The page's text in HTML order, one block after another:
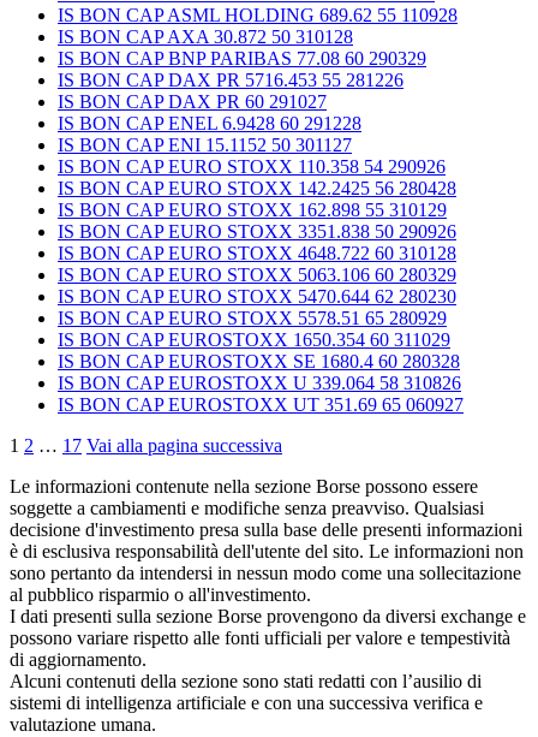
IS BON CAP ASML HOLDING 689.62 55 110928
IS BON CAP AXA 30.872 50 310128
IS BON CAP BNP PARIBAS 77.08 60 290329
IS BON CAP DAX PR 5716.453 55 281226
IS BON CAP DAX PR 60 291027
IS BON CAP ENEL 6.9428 60 291228
IS BON CAP ENI 15.1152 50 301127
IS BON CAP EURO STOXX 110.358 54 290926
IS BON CAP EURO STOXX 142.2425 56 280428
IS BON CAP EURO STOXX 162.898 55 310129
IS BON CAP EURO STOXX 3351.838 50 290926
IS BON CAP EURO STOXX 4648.722 60 310128
IS BON CAP EURO STOXX 5063.106 60 280329
IS BON CAP EURO STOXX 5470.644 62 280230
IS BON CAP EURO STOXX 5578.51 65 280929
IS BON CAP EUROSTOXX 1650.354 60 311029
IS BON CAP EUROSTOXX SE 1680.4 60 280328
IS BON CAP EUROSTOXX U 339.064 58 310826
IS BON CAP EUROSTOXX UT 351.69 65 060927
1 2 … 17 Vai alla pagina successiva
Le informazioni contenute nella sezione Borse possono essere
soggette a cambiamenti e modifiche senza preavviso. Qualsiasi
decisione d'investimento presa sulla base delle presenti informazioni
è di esclusiva responsabilità dell'utente del sito. Le informazioni non
sono pertanto da intendersi in nessun modo come una sollecitazione
al pubblico risparmio o all'investimento.
I dati presenti sulla sezione Borse provengono da diversi exchange e
possono variare rispetto alle fonti ufficiali per valore e tempestività
di aggiornamento.
Alcuni contenuti della sezione sono stati redatti con l’ausilio di
sistemi di intelligenza artificiale e con una successiva verifica e
valutazione umana.